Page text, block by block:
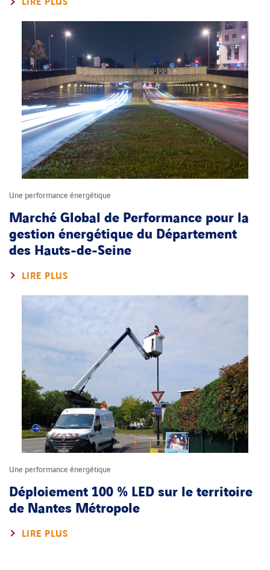
Une performance énergétique
Marché Global de Performance pour la
gestion énergétique du Département
des Hauts-de-Seine
LIRE PLUS
Une performance énergétique
Déploiement 100 % LED sur le territoire
de Nantes Métropole
LIRE PLUS